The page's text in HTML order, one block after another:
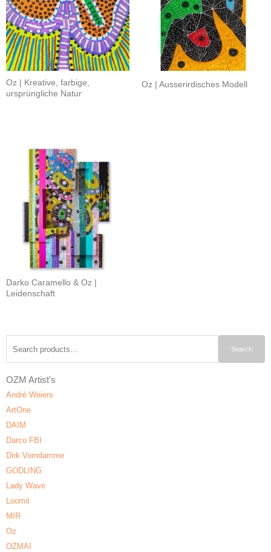
Oz | Kreative, farbige,
ursprüngliche Natur
Oz | Ausserirdisches Modell
Darko Caramello & Oz |
Leidenschaft
Search
OZM Artist's
André Weiers
ArtOne
DAIM
Darco FBI
Dirk Vorndamme
GODLING
Lady Wave
Loomit
MIR
Oz
OZMAI